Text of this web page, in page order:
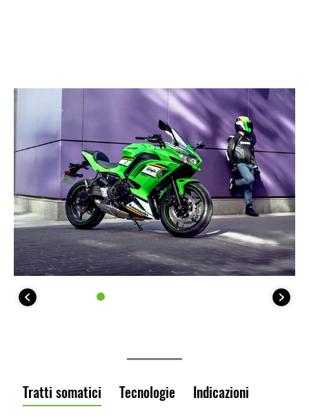
Tratti somatici Tecnologie Indicazioni